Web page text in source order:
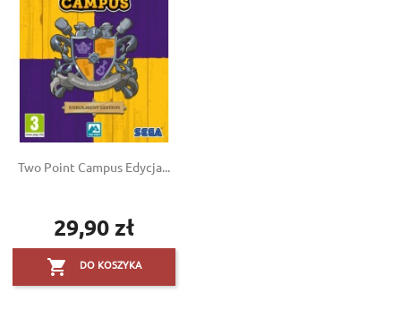
Two Point Campus Edycja...
Cena
29,90 zł
 DO KOSZYKA